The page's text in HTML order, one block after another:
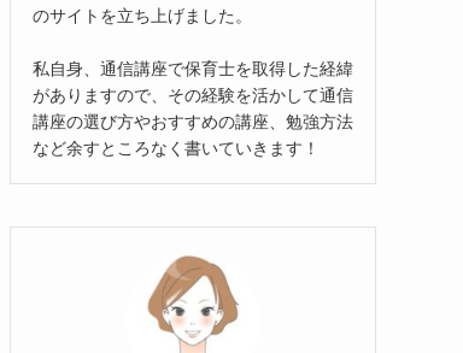
のサイトを立ち上げました。
私自身、通信講座で保育士を取得した経緯
がありますので、その経験を活かして通信
講座の選び方やおすすめの講座、勉強方法
など余すところなく書いていきます！